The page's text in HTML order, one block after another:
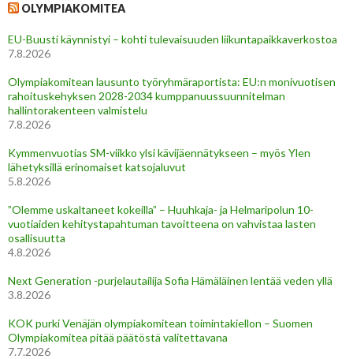
OLYMPIAKOMITEA
EU-Buusti käynnistyi – kohti tulevaisuuden liikuntapaikkaverkostoa
7.8.2026
Olympiakomitean lausunto työryhmäraportista: EU:n monivuotisen
rahoituskehyksen 2028-2034 kumppanuussuunnitelman
hallintorakenteen valmistelu
7.8.2026
Kymmenvuotias SM-viikko ylsi kävijäennätykseen – myös Ylen
lähetyksillä erinomaiset katsojaluvut
5.8.2026
”Olemme uskaltaneet kokeilla” – Huuhkaja- ja Helmaripolun 10-
vuotiaiden kehitystapahtuman tavoitteena on vahvistaa lasten
osallisuutta
4.8.2026
Next Generation -purjelautailija Sofia Hämäläinen lentää veden yllä
3.8.2026
KOK purki Venäjän olympiakomitean toimintakiellon – Suomen
Olympiakomitea pitää päätöstä valitettavana
7.7.2026